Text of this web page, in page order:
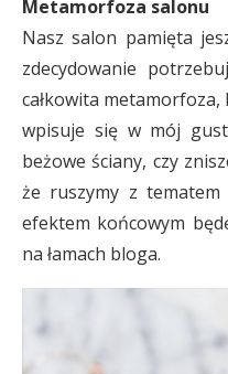
Metamorfoza salonu
Nasz salon pamięta
zdecydowanie
całkowita
wpisuje się w mój
beżowe ściany, czy
że ruszymy z tematem
efektem końcowym
na łamach bloga.